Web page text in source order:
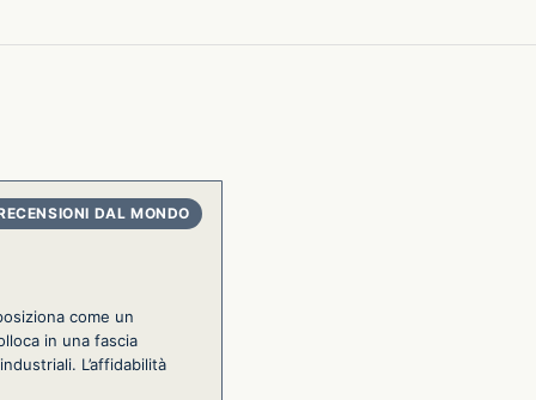
come un
in una fascia
L’affidabilità